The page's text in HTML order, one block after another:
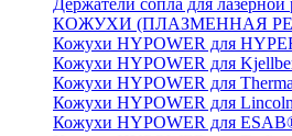
КОЖУХИ (ПЛАЗМЕННАЯ
Кожухи HYPOWER для
Кожухи HYPOWER для
Кожухи HYPOWER для
Кожухи HYPOWER для
Кожухи HYPOWER для